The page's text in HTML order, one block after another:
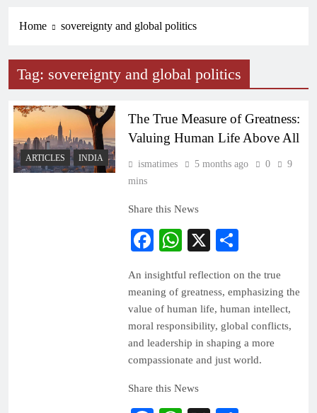
Home sovereignty and global politics
Tag: sovereignty and global politics
ARTICLES INDIA
The True Measure of Greatness:
Valuing Human Life Above All
ismatimes 5 months ago 0
9
mins
Share this News
Facebook
WhatsApp
X
An insightful reflection on the true
meaning of greatness, emphasizing the
value of human life, human intellect,
moral responsibility, global conflicts,
and leadership in shaping a more
compassionate and just world.
Share this News